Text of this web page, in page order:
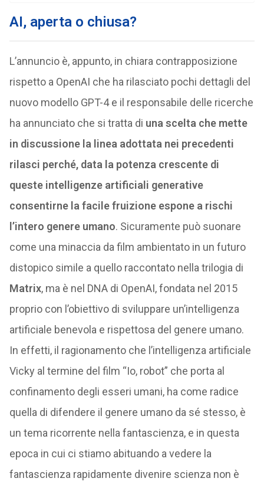
AI, aperta o chiusa?
L’annuncio è, appunto, in chiara contrapposizione
rispetto a OpenAI che ha rilasciato pochi dettagli del
nuovo modello GPT-4 e il responsabile delle ricerche
ha annunciato che si tratta di una scelta che mette
in discussione la linea adottata nei precedenti
rilasci perché, data la potenza crescente di
queste intelligenze artificiali generative
consentirne la facile fruizione espone a rischi
l’intero genere umano. Sicuramente può suonare
come una minaccia da film ambientato in un futuro
distopico simile a quello raccontato nella trilogia di
Matrix, ma è nel DNA di OpenAI, fondata nel 2015
proprio con l’obiettivo di sviluppare un’intelligenza
artificiale benevola e rispettosa del genere umano.
In effetti, il ragionamento che l’intelligenza artificiale
Vicky al termine del film “Io, robot” che porta al
confinamento degli esseri umani, ha come radice
quella di difendere il genere umano da sé stesso, è
un tema ricorrente nella fantascienza, e in questa
epoca in cui ci stiamo abituando a vedere la
fantascienza rapidamente divenire scienza non è